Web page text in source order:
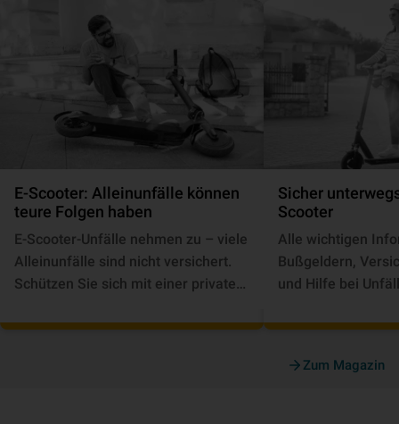
E-Scooter: Alleinunfälle können
teure Folgen haben
E-Scooter-Unfälle nehmen zu – viele
Alleinunfälle sind nicht versichert.
Schützen Sie sich mit einer privaten
informieren!
Sicher
Scooter
Alle wichtigen
Bußgeldern,
und Hilfe bei
Zum Magazin